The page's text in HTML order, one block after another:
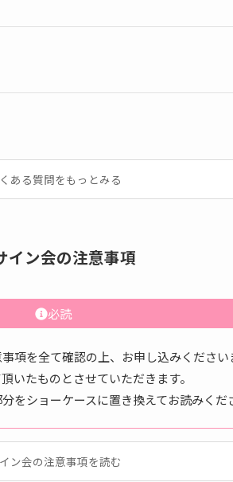
ある質問をもっとみる
イン会の注意事項
必読
項を全て確認の上、お申し込みください
いたものとさせていただきます。
をショーケースに置き換えてお読みくだ
ン会の注意事項を読む